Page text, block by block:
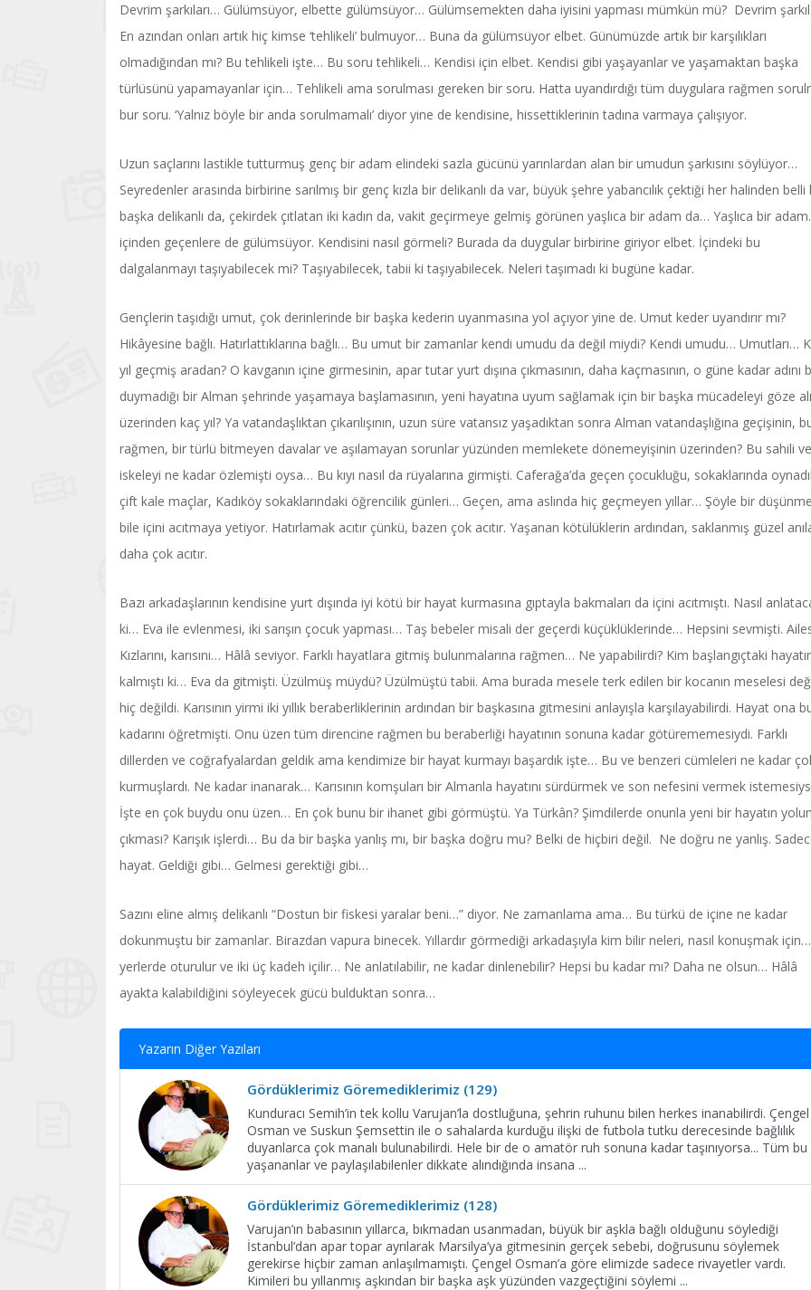
Devrim şarkıları… Gülümsüyor, elbette gülümsüyor… Gülümsemekten daha iyisini yapması mümkün mü? Devrim
En azından onları artık hiç kimse ‘tehlikeli’ bulmuyor… Buna da gülümsüyor elbet. Günümüzde artık bir karşılıkları
olmadığından mı? Bu tehlikeli işte… Bu soru tehlikeli… Kendisi için elbet. Kendisi gibi yaşayanlar ve yaşamaktan başka
türlüsünü yapamayanlar için… Tehlikeli ama sorulması gereken bir soru. Hatta uyandırdığı tüm duygulara rağmen
bur soru. ‘Yalnız böyle bir anda sorulmamalı’ diyor yine de kendisine, hissettiklerinin tadına varmaya çalışıyor.
Uzun saçlarını lastikle tutturmuş genç bir adam elindeki sazla gücünü yarınlardan alan bir umudun şarkısını söylüyor…
Seyredenler arasında birbirine sarılmış bir genç kızla bir delikanlı da var, büyük şehre yabancılık çektiği her halinden belli
başka delikanlı da, çekirdek çıtlatan iki kadın da, vakit geçirmeye gelmiş görünen yaşlıca bir adam da… Yaşlıca bir
içinden geçenlere de gülümsüyor. Kendisini nasıl görmeli? Burada da duygular birbirine giriyor elbet. İçindeki bu
dalgalanmayı taşıyabilecek mi? Taşıyabilecek, tabii ki taşıyabilecek. Neleri taşımadı ki bugüne kadar.
Gençlerin taşıdığı umut, çok derinlerinde bir başka kederin uyanmasına yol açıyor yine de. Umut keder uyandırır mı?
Hikâyesine bağlı. Hatırlattıklarına bağlı… Bu umut bir zamanlar kendi umudu da değil miydi? Kendi umudu… Umutları…
yıl geçmiş aradan? O kavganın içine girmesinin, apar tutar yurt dışına çıkmasının, daha kaçmasının, o güne kadar adını
duymadığı bir Alman şehrinde yaşamaya başlamasının, yeni hayatına uyum sağlamak için bir başka mücadeleyi göze
üzerinden kaç yıl? Ya vatandaşlıktan çıkarılışının, uzun süre vatansız yaşadıktan sonra Alman vatandaşlığına geçişinin,
rağmen, bir türlü bitmeyen davalar ve aşılamayan sorunlar yüzünden memlekete dönemeyişinin üzerinden? Bu sahili ve
iskeleyi ne kadar özlemişti oysa… Bu kıyı nasıl da rüyalarına girmişti. Caferağa’da geçen çocukluğu, sokaklarında
çift kale maçlar, Kadıköy sokaklarındaki öğrencilik günleri… Geçen, ama aslında hiç geçmeyen yıllar… Şöyle bir
bile içini acıtmaya yetiyor. Hatırlamak acıtır çünkü, bazen çok acıtır. Yaşanan kötülüklerin ardından, saklanmış güzel
daha çok acıtır.
Bazı arkadaşlarının kendisine yurt dışında iyi kötü bir hayat kurmasına gıptayla bakmaları da içini acıtmıştı. Nasıl
ki… Eva ile evlenmesi, iki sarışın çocuk yapması… Taş bebeler misali der geçerdi küçüklüklerinde… Hepsini sevmişti.
Kızlarını, karısını… Hâlâ seviyor. Farklı hayatlara gitmiş bulunmalarına rağmen… Ne yapabilirdi? Kim başlangıçtaki
kalmıştı ki… Eva da gitmişti. Üzülmüş müydü? Üzülmüştü tabii. Ama burada mesele terk edilen bir kocanın meselesi
hiç değildi. Karısının yirmi iki yıllık beraberliklerinin ardından bir başkasına gitmesini anlayışla karşılayabilirdi. Hayat ona
kadarını öğretmişti. Onu üzen tüm direncine rağmen bu beraberliği hayatının sonuna kadar götürememesiydi. Farklı
dillerden ve coğrafyalardan geldik ama kendimize bir hayat kurmayı başardık işte… Bu ve benzeri cümleleri ne kadar
kurmuşlardı. Ne kadar inanarak… Karısının komşuları bir Almanla hayatını sürdürmek ve son nefesini vermek
İşte en çok buydu onu üzen… En çok bunu bir ihanet gibi görmüştü. Ya Türkân? Şimdilerde onunla yeni bir hayatın
çıkması? Karışık işlerdi… Bu da bir başka yanlış mı, bir başka doğru mu? Belki de hiçbiri değil. Ne doğru ne yanlış.
hayat. Geldiği gibi… Gelmesi gerektiği gibi…
Sazını eline almış delikanlı “Dostun bir fiskesi yaralar beni…” diyor. Ne zamanlama ama… Bu türkü de içine ne kadar
dokunmuştu bir zamanlar. Birazdan vapura binecek. Yıllardır görmediği arkadaşıyla kim bilir neleri, nasıl konuşmak
yerlerde oturulur ve iki üç kadeh içilir… Ne anlatılabilir, ne kadar dinlenebilir? Hepsi bu kadar mı? Daha ne olsun… Hâlâ
ayakta kalabildiğini söyleyecek gücü bulduktan sonra…
Yazarın Diğer Yazıları
Gördüklerimiz Göremediklerimiz (129)
Kunduracı Semih’in tek kollu Varujan’la dostluğuna, şehrin ruhunu bilen herkes inanabilirdi. Çengel
Osman ve Suskun Şemsettin ile o sahalarda kurduğu ilişki de futbola tutku derecesinde bağlılık
duyanlarca çok manalı bulunabilirdi. Hele bir de o amatör ruh sonuna kadar taşınıyorsa... Tüm bu
yaşananlar ve paylaşılabilenler dikkate alındığında insana ...
Gördüklerimiz Göremediklerimiz (128)
Varujan’ın babasının yıllarca, bıkmadan usanmadan, büyük bir aşkla bağlı olduğunu söylediği
İstanbul’dan apar topar ayrılarak Marsilya’ya gitmesinin gerçek sebebi, doğrusunu söylemek
gerekirse hiçbir zaman anlaşılmamıştı. Çengel Osman’a göre elimizde sadece rivayetler vardı.
Kimileri bu yıllanmış aşkından bir başka aşk yüzünden vazgeçtiğini söylemi ...